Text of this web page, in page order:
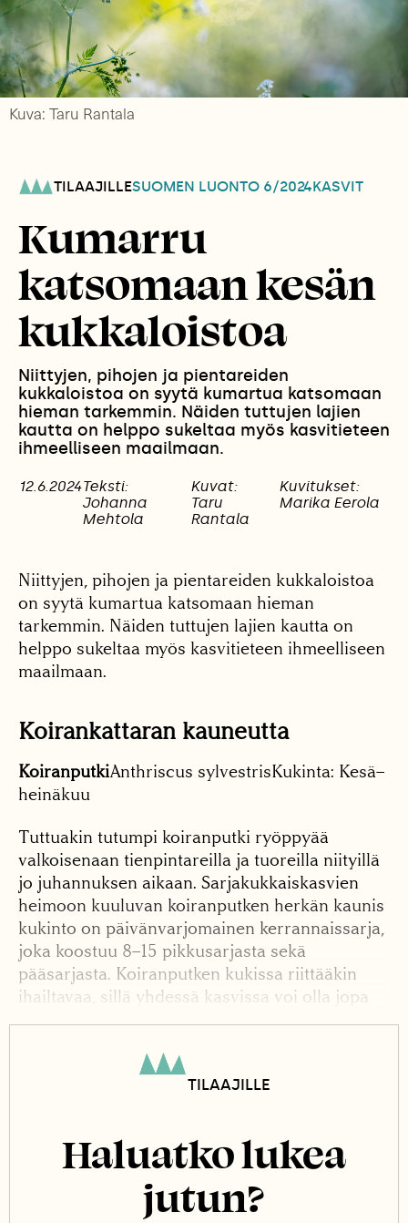
Kuva: Taru Rantala
TILAAJILLESUOMEN LUONTO 6/2024KASVIT
Kumarru
katsomaan kesän
kukkaloistoa
Niittyjen, pihojen ja pientareiden
kukkaloistoa on syytä kumartua katsomaan
hieman tarkemmin. Näiden tuttujen lajien
kautta on helppo sukeltaa myös kasvitieteen
ihmeelliseen maailmaan.
12.6.2024Teksti:
Johanna
Mehtola
Kuvat:
Taru
Rantala
Kuvitukset:
Marika Eerola
Niittyjen, pihojen ja pientareiden kukkaloistoa
on syytä kumartua katsomaan hieman
tarkemmin. Näiden tuttujen lajien kautta on
helppo sukeltaa myös kasvitieteen ihmeelliseen
maailmaan.
Koirankattaran kauneutta
KoiranputkiAnthriscus sylvestrisKukinta: Kesä–
heinäkuu
Tuttuakin tutumpi koiranputki ryöppyää
valkoisenaan tienpintareilla ja tuoreilla niityillä
jo juhannuksen aikaan. Sarjakukkaiskasvien
heimoon kuuluvan koiranputken herkän kaunis
kukinto on päivänvarjomainen kerrannaissarja,
joka koostuu 8–15 pikkusarjasta sekä
pääsarjasta. Koiranputken kukissa riittääkin
ihailtavaa, sillä yhdessä kasvissa voi olla jopa
tuhansia yksittäisiä pikkuruisia kukkia, joissa
vanhoja nimiä ovat muun muassa
koirankattara, putkenkukka ja ruiskuheinä.
TILAAJILLE
Haluatko lukea
jutun?